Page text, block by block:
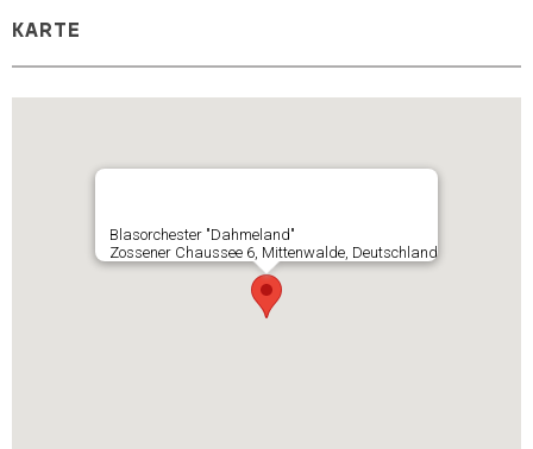
KARTE
Blasorchester "Dahmeland"
Zossener Chaussee 6, Mittenwalde, Deutschland